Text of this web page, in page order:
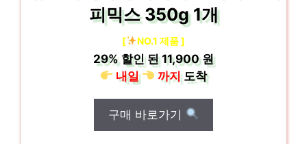
피믹스 350g 1개
[ NO.1 제품 ]
29% 할인 된11,900 원
내일
까지도착
구매 바로가기